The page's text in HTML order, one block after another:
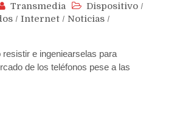
Transmedia Dispositivo /
/ Internet / Noticias /
resistir e ingeniearselas para
de los teléfonos pese a las